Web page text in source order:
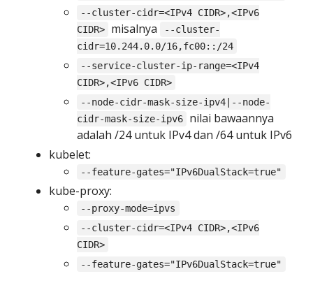
--cluster-cidr=<IPv4 CIDR>,<IPv6
CIDR>
misalnya
--cluster-
cidr=10.244.0.0/16,fc00::/24
--service-cluster-ip-range=<IPv4
CIDR>,<IPv6 CIDR>
--node-cidr-mask-size-ipv4|--node-
cidr-mask-size-ipv6
nilai bawaannya
adalah /24 untuk IPv4 dan /64 untuk IPv6
kubelet:
--feature-gates="IPv6DualStack=true"
kube-proxy:
--proxy-mode=ipvs
--cluster-cidr=<IPv4 CIDR>,<IPv6
CIDR>
--feature-gates="IPv6DualStack=true"